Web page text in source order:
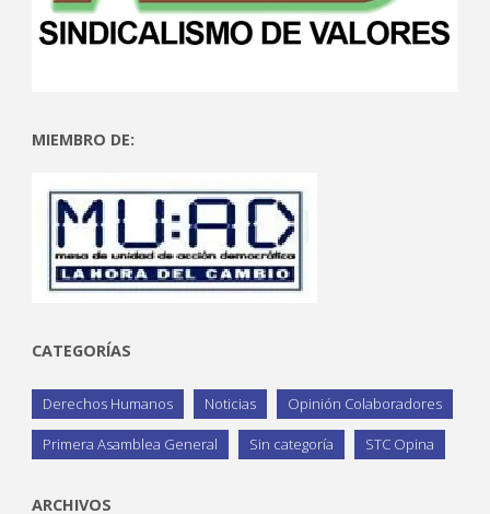
MIEMBRO DE:
CATEGORÍAS
Derechos Humanos Noticias Opinión Colaboradores
Primera Asamblea General Sin categoría STC Opina
ARCHIVOS